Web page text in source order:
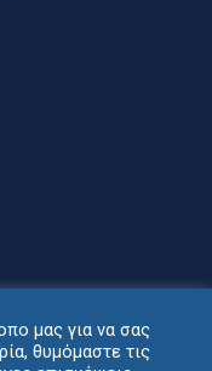
μας για να σας
θυμόμαστε τις